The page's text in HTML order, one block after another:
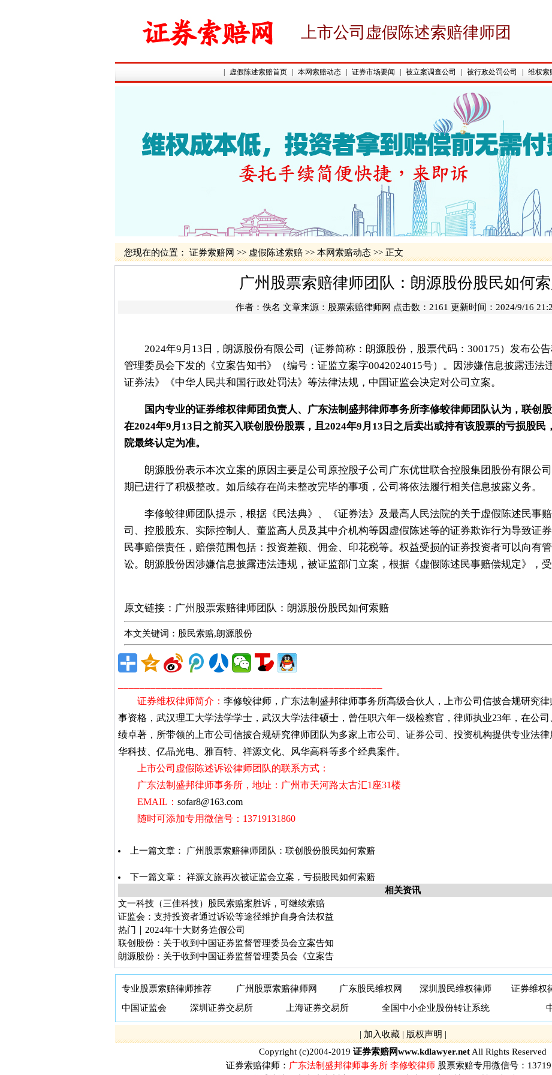
上市公司虚假陈述索赔律师团
虚假陈述索赔首页 本网索赔动态 证券市场要闻 被立案调查公司 被行政处罚公司 维权索
您现在的位置： 证券索赔网 >> 虚假陈述索赔 >> 本网索赔动态 >> 正文
广州股票索赔律师团队：朗源股份股民如何
作者：佚名 文章来源： 股票索赔律师网 点击数： 2161 更新时间：2024/9/16
2024年9月13日，朗源股份有限公司（证券简称：朗源股份，股票代码：300175）发布公
管理委员会下发的《立案告知书》（编号：证监立案字0042024015号）。因涉嫌信息披露违法
证券法》《中华人民共和国行政处罚法》等法律法规，中国证监会决定对公司立案。
国内专业的证券维权律师团负责人、广东法制盛邦律师事务所李修蛟律师团队认为，联创股
在2024年9月13日之前买入联创股份股票，且2024年9月13日之后卖出或持有该股票的亏损股民
院最终认定为准。
朗源股份表示本次立案的原因主要是公司原控股子公司广东优世联合控股集团股份有限公
期已进行了积极整改。如后续存在尚未整改完毕的事项，公司将依法履行相关信息披露义务。
李修蛟律师团队提示，根据《民法典》、《证券法》及最高人民法院的关于虚假陈述民事
司、控股股东、实际控制人、董监高人员及其中介机构等因虚假陈述等的证券欺诈行为导致证
民事赔偿责任，赔偿范围包括：投资差额、佣金、印花税等。权益受损的证券投资者可以向有
讼。朗源股份因涉嫌信息披露违法违规，被证监部门立案，根据《虚假陈述民事赔偿规定》，受
原文链接： 广州股票索赔律师团队：朗源股份股民如何索赔
本文关键词：股民索赔,朗源股份
证券维权律师简介： 李修蛟律师，广东法制盛邦律师事务所高级合伙人，上市公司信披合规研究
事资格，武汉理工大学法学学士，武汉大学法律硕士，曾任职六年一级检察官，律师执业23年，在公
绩卓著，所带领的上市公司信披合规研究律师团队为多家上市公司、证券公司、投资机构提供专业法
华科技、亿晶光电、雅百特、祥源文化、风华高科等多个经典案件。
上市公司虚假陈述诉讼律师团队的联系方式：
广东法制盛邦律师事务所，地址：广州市天河路太古汇1座31楼
EMAIL： sofar8@163.com
随时可添加专用微信号：13719131860
上一篇文章： 广州股票索赔律师团队：联创股份股民如何索赔
下一篇文章： 祥源文旅再次被证监会立案，亏损股民如何索赔
相关资讯
文一科技（三佳科技）股民索赔案胜诉，可继续索赔
证监会：支持投资者通过诉讼等途径维护自身合法权益
热门｜2024年十大财务造假公司
联创股份：关于收到中国证券监督管理委员会立案告知
朗源股份：关于收到中国证券监督管理委员会《立案告
专业股票索赔律师推荐 广州股票索赔律师网 广东股民维权网 深圳股民维权律师 证券维权
中国证监会
深圳证券交易所 上海证券交易所 全国中小企业股份转让系统
| 加入收藏| 版权声明 |
Copyright (c)2004-2019 证券索赔网www.kdlawyer.net All Rights Reserved
证券索赔律师： 广东法制盛邦律师事务所 李修蛟律师股票索赔专用微信号：